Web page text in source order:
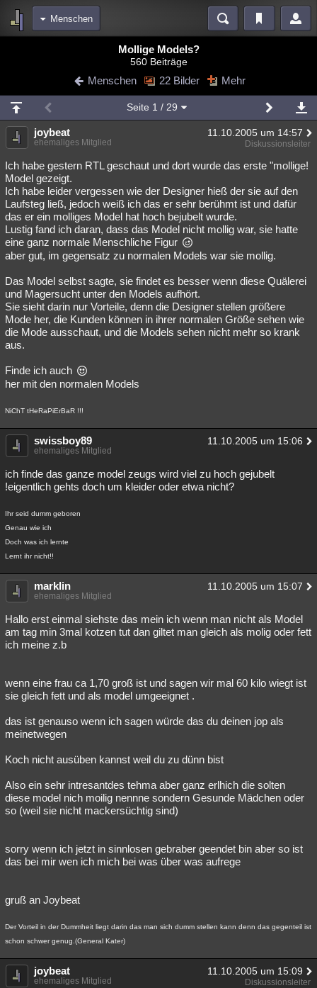
Menschen
Blogs Videos
Chat Wiki Neuigkeiten
meine Rubriken
Menschen Mystery Kriminalfälle
Spiritualität Verschwörungen Technologie Ufologie
Natur Umfragen Unterhaltung
weitere Rubriken
Philosophie Träume Orte Esoterik Literatur
Astronomie Helpdesk Gruppen Gaming Filme
Musik Clash Verbesserungen Allmystery English
Übersichten
Besucht Teilgenommen Alle Neue Geschlossen
Mollige Models?
560 Beiträge
Menschen 22 Bilder Mehr
Seite 1 / 29
joybeat 11.10.2005 um 14:57
ehemaliges Mitglied Diskussionsleiter
Ich habe gestern RTL geschaut und dort wurde das erste "mollige!
Model gezeigt.
Ich habe leider vergessen wie der Designer hieß der sie auf den
Laufsteg ließ, jedoch weiß ich das er sehr berühmt ist und dafür
das er ein molliges Model hat hoch bejubelt wurde.
Lustig fand ich daran, dass das Model nicht mollig war, sie hatte
eine ganz normale Menschliche Figur
aber gut, im gegensatz zu normalen Models war sie mollig.
Das Model selbst sagte, sie findet es besser wenn diese Quälerei
und Magersucht unter den Models aufhört.
Sie sieht darin nur Vorteile, denn die Designer stellen größere
Mode her, die Kunden können in ihrer normalen Größe sehen wie
die Mode ausschaut, und die Models sehen nicht mehr so krank
aus.
Finde ich auch
her mit den normalen Models
NiChT tHeRaPiErBaR !!!
swissboy89 11.10.2005 um 15:06
ehemaliges Mitglied
ich finde das ganze model zeugs wird viel zu hoch gejubelt
!eigentlich gehts doch um kleider oder etwa nicht?
Ihr seid dumm geboren
Genau wie ich
Doch was ich lernte
Lernt ihr nicht!!
marklin 11.10.2005 um 15:07
ehemaliges Mitglied
Hallo erst einmal siehste das mein ich wenn man nicht als Model
am tag min 3mal kotzen tut dan giltet man gleich als molig oder fett
ich meine z.b
wenn eine frau ca 1,70 groß ist und sagen wir mal 60 kilo wiegt ist
sie gleich fett und als model umgeeignet .
das ist genauso wenn ich sagen würde das du deinen jop als
meinetwegen
Koch nicht ausüben kannst weil du zu dünn bist
Also ein sehr intresantdes tehma aber ganz erlhich die solten
diese model nich moilig nennne sondern Gesunde Mädchen oder
so (weil sie nicht mackersüchtig sind)
sorry wenn ich jetzt in sinnlosen gebraber geendet bin aber so ist
das bei mir wen ich mich bei was über was aufrege
gruß an Joybeat
Der Vorteil in der Dummheit liegt darin das man sich dumm stellen kann denn das gegenteil ist
schon schwer genug.(General Kater)
joybeat 11.10.2005 um 15:09
ehemaliges Mitglied Diskussionsleiter